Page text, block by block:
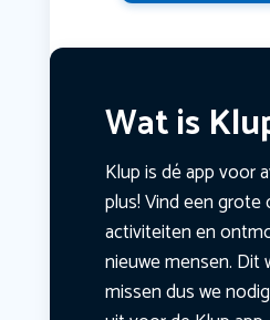
Wat is
Klup is dé app voor
plus! Vind een grote
activiteiten en
nieuwe mensen. Dit
missen dus we